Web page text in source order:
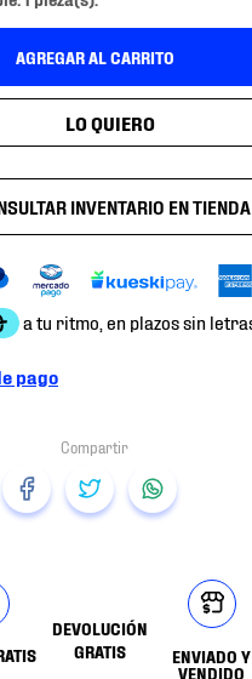
AGREGAR AL CARRITO
INVENTARIO EN TIENDA
pago
DEVOLUCIÓN
GRATIS
ENVIADO Y
VENDIDO